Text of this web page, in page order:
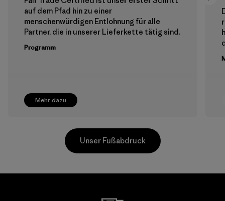
Mehr dazu
auf dem Pfad hin zu einer
menschenwürdigen Entlohnung für alle
Partner, die in unserer Lieferkette tätig sind.
Programm
Unser Fußabdruck